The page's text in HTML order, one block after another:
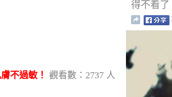
不過敏！ 觀看數：2737 人
得不看了